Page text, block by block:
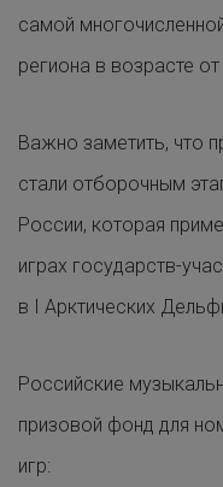
самой
региона в возрасте
Важно заметить, что
стали отборочным
России, которая
играх государств-
в I Арктических
Российские
призовой фонд для
игр: